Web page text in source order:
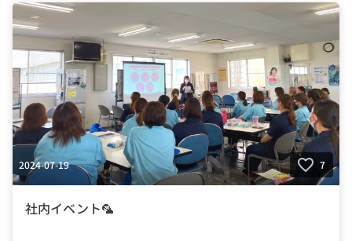
2024-07-19 7
社内イベント🦜